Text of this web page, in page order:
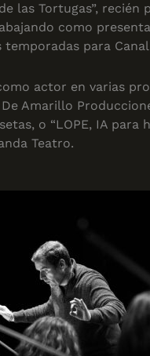
las Tortugas”, recién
como
temporadas para
actor en varias
Amarillo
o “LOPE, IA para
Teatro.